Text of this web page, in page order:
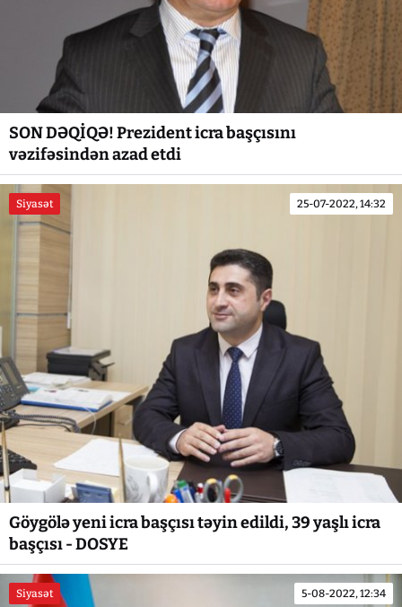
SON DƏQİQƏ! Prezident icra başçısını
vəzifəsindən azad etdi
Siyasət 25-07-2022, 14:32
Göygölə yeni icra başçısı təyin edildi, 39 yaşlı icra
başçısı - DOSYE
Siyasət 5-08-2022, 12:34